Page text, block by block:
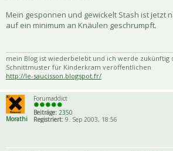
Mein gesponnen und gewickelt Stash ist jetzt
auf ein minimum an Knäulen geschrumpft.
mein Blog ist wiederbelebt und ich werde zukünftig
Schnittmuster für Kinderkram veröffentlichen
http://le-saucisson.blogspot.fr/
Morathi
Forumaddict
Beiträge: 2350
Registriert: 9. Sep 2003, 18:56